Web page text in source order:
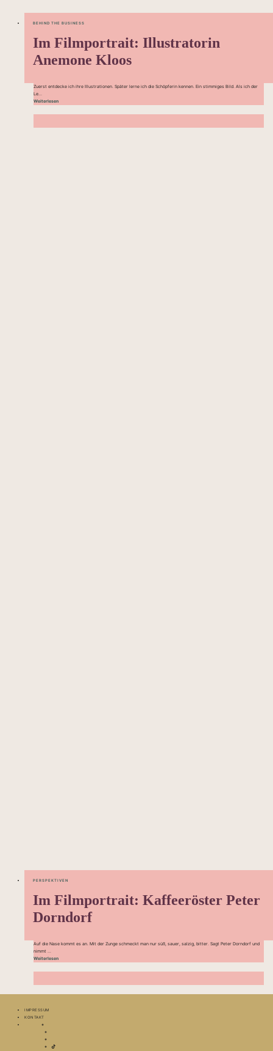
BEHIND THE BUSINESS
Im Filmportrait: Illustratorin
Anemone Kloos
Zuerst entdecke ich ihre Illustrationen. Später lerne ich die Schöpferin kennen. Ein stimmiges Bild. Als ich der
Le...
Weiterlesen
PERSPEKTIVEN
Im Filmportrait: Kaffeeröster Peter
Dorndorf
Auf die Nase kommt es an. Mit der Zunge schmeckt man nur süß, sauer, salzig, bitter. Sagt Peter Dorndorf und
nimmt ...
Weiterlesen
IMPRESSUM
KONTAKT